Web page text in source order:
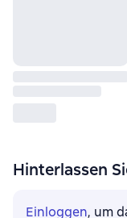
Hinterlassen
Einloggen, um